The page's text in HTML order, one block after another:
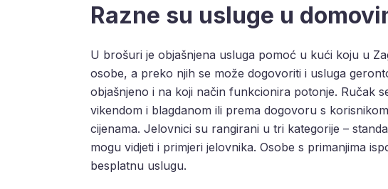
Razne su usluge u
U brošuri je objašnjena usluga pomoć u kući koju u
osobe, a preko njih se može dogovoriti i usluga
objašnjeno i na koji način funkcionira potonje. Ručak
vikendom i blagdanom ili prema dogovoru s
cijenama. Jelovnici su rangirani u tri kategorije –
mogu vidjeti i primjeri jelovnika. Osobe s primanjima
besplatnu uslugu.